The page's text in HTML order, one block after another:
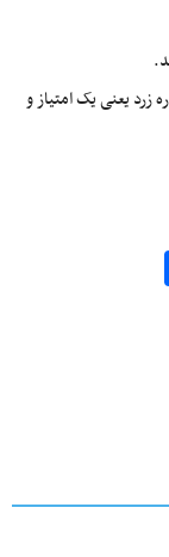
یعنی یک امتیاز و